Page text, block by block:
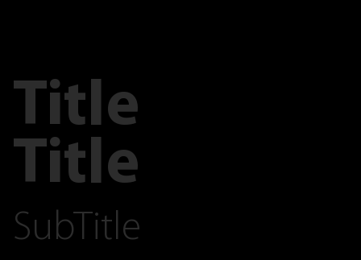
Title
Title
SubTitle